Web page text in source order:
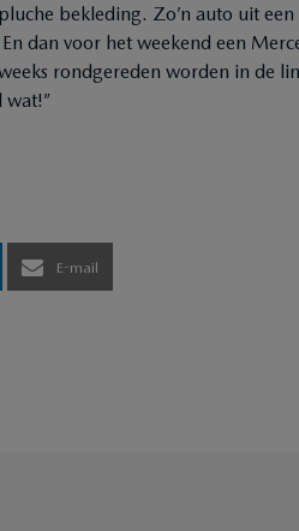
bekleding. Zo’n auto uit
dan voor het weekend een
rondgereden worden in de
wat!”
E-mail